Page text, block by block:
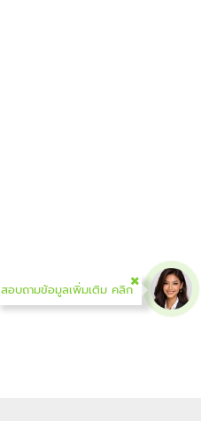
สอบถามข้อมูลเพิ่มเติม คลิก